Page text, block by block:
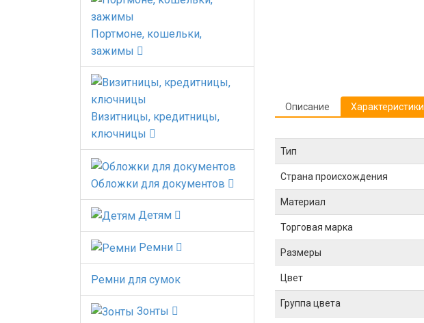
Портмоне, кошельки,
зажимы
Визитницы, кредитницы,
ключницы
Обложки для документов
Детям
Ремни
Ремни для сумок
Зонты
Описание Характеристики
Тип
Страна происхождения
Материал
Торговая марка
Размеры
Цвет
Группа цвета